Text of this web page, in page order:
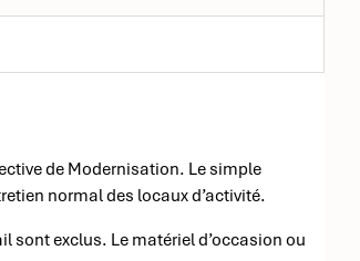
de Modernisation. Le simple
normal des locaux d’activité.
sont exclus. Le matériel d’occasion ou